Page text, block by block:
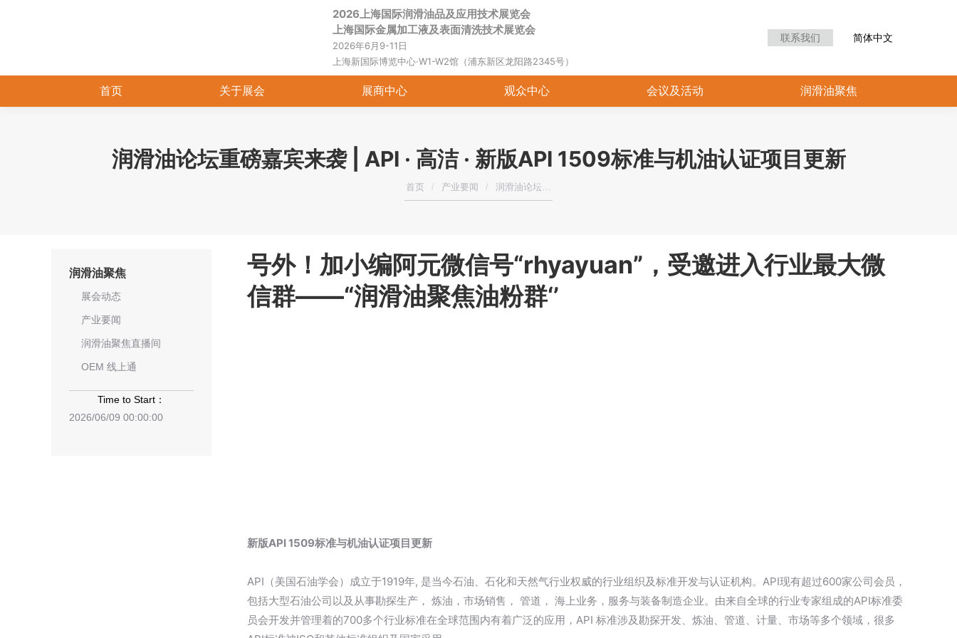
2026上海国际润滑油品及应用技术展览会
上海国际金属加工液及表面清洗技术展览会
2026年6月9-11日
上海新国际博览中心·W1-W2馆（浦东新区龙阳路2345号）
联系我们 简体中文
首页 关于展会 展商中心 观众中心 会议及活动 润滑油聚焦
润滑油论坛重磅嘉宾来袭 | API · 高洁 · 新版API 1509标准与机油认证项目更新
您在这里：
首页 产业要闻 润滑油论坛…
号外！加小编阿元微信号“rhyayuan”，受邀进入行业最大微
信群——“润滑油聚焦油粉群‘’
新版API 1509标准与机油认证项目更新
API（美国石油学会）成立于1919年, 是当今石油、石化和天然气行业权威的行业组织及标准开发与认证机构。API现有超过600家公司会员，
包括大型石油公司以及从事勘探生产， 炼油，市场销售， 管道， 海上业务，服务与装备制造企业。由来自全球的行业专家组成的API标准委
员会开发并管理着的700多个行业标准在全球范围内有着广泛的应用，API 标准涉及勘探开发、炼油、管道、计量、市场等多个领域，很多
润滑油聚焦
展会动态
产业要闻
润滑油聚焦直播间
OEM 线上通
Time to Start：
2026/06/09 00:00:00